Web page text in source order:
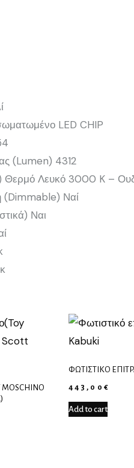
LED CHIP
(Lumen) 4312
Θερμό Λευκό 3000 K –
(Dimmable) Ναί
Ναι
ΦΩΤΙΣΤΙΚΌ
443,00 €
Add to cart